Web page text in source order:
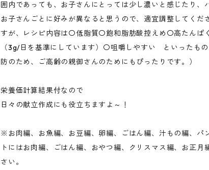
囲内であっても、お子さんにとっては少し濃いと感じたり、
お子さんごとに好みが異なると思うので、適宜調整してく
すが、レシピ内容は〇低脂質〇飽和脂肪酸控えめ〇高たん
（3g/日を基準にしています）〇咀嚼しやすい といったも
防のため、ご高齢の親御さんのためにもぴったりです。）
栄養価計算結果付なので
日々の献立作成にも役立ちますよ～！
※お肉編、お魚編、お豆編、卵編、ごはん編、汁もの編、パ
トにはお肉編、ごはん編、おやつ編、クリスマス編、お正
さい。